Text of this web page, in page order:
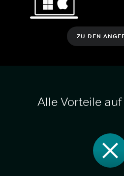
ZU DEN
Alle Vorteile